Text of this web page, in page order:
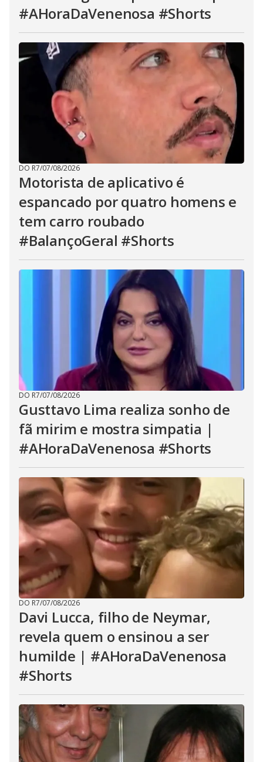
#AHoraDaVenenosa #Shorts
DO R7/07/08/2026
Motorista de aplicativo é
espancado por quatro homens e
tem carro roubado
#BalançoGeral #Shorts
DO R7/07/08/2026
Gusttavo Lima realiza sonho de
fã mirim e mostra simpatia |
#AHoraDaVenenosa #Shorts
DO R7/07/08/2026
Davi Lucca, filho de Neymar,
revela quem o ensinou a ser
humilde | #AHoraDaVenenosa
#Shorts